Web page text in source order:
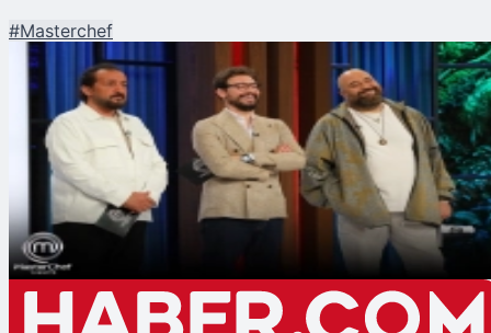
#Masterchef
Şu An Okunan
MasterChef kaptanlık oyunu kim kazandı 25 Kasım 2024? MasterChef'te
yeni takımlar nasıl oluştu?